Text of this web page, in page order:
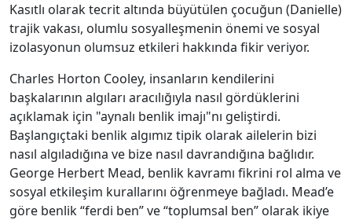
Kasıtlı olarak tecrit altında büyütülen çocuğun (Danielle)
trajik vakası, olumlu sosyalleşmenin önemi ve sosyal
izolasyonun olumsuz etkileri hakkında fikir veriyor.
Charles Horton Cooley, insanların kendilerini
başkalarının algıları aracılığıyla nasıl gördüklerini
açıklamak için "aynalı benlik imajı"nı geliştirdi.
Başlangıçtaki benlik algımız tipik olarak ailelerin bizi
nasıl algıladığına ve bize nasıl davrandığına bağlıdır.
George Herbert Mead, benlik kavramı fikrini rol alma ve
sosyal etkileşim kurallarını öğrenmeye bağladı. Mead’e
göre benlik “ferdi ben” ve “toplumsal ben” olarak ikiye